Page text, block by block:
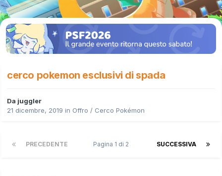
cerco pokemon esclusivi di spada
Da juggler
21 dicembre, 2019 in Offro / Cerco Pokémon
PRECEDENTE SUCCESSIVA
Pagina 1 di 2